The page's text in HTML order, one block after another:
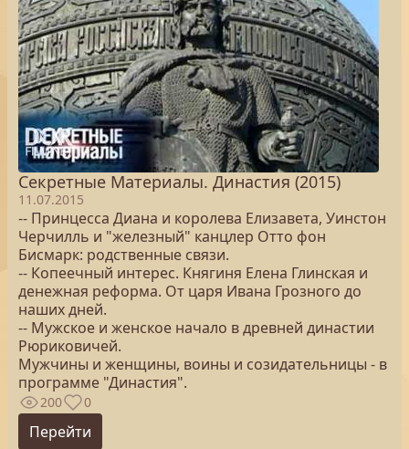
Секретные Материалы. Династия (2015)
11.07.2015
-- Принцесса Диана и королева Елизавета, Уинстон
Черчилль и "железный" канцлер Отто фон
Бисмарк: родственные связи.
-- Копеечный интерес. Княгиня Елена Глинская и
денежная реформа. От царя Ивана Грозного до
наших дней.
-- Мужское и женское начало в древней династии
Рюриковичей.
Мужчины и женщины, воины и созидательницы - в
программе "Династия".
200 0
Перейти